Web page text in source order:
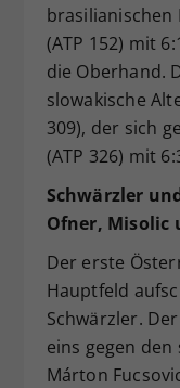
brasilianischen
(ATP 152) mit
die Oberhand.
slowakische
309), der sich
(ATP 326) mit
Schwärzler
Ofner, Misolic
Der erste
Hauptfeld
Schwärzler.
eins gegen
Márton